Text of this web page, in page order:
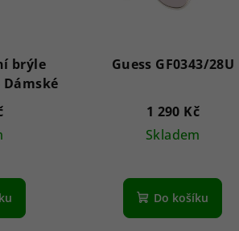
brýle
GU7919 69G 58 - Dámské
Guess GF0343/28U
1 290 Kč
Skladem
Do košíku